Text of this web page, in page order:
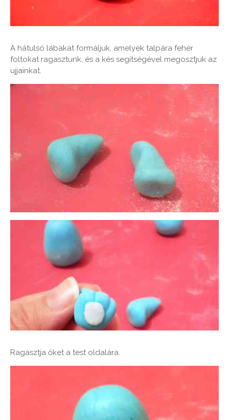
A hátulsó lábakat formáljuk, amelyek talpára fehér
foltokat ragasztunk, és a kés segítségével megosztjuk az
ujjainkat.
Ragasztja őket a test oldalára.